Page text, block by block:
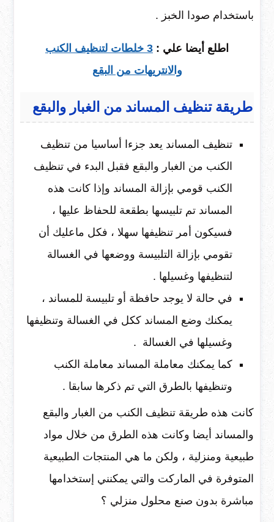
باستخدام صودا الخبز .
اطلع أيضا علي :
3 خلطات لتنظيف الكنب
والانتريهات من البقع
طريقة تنظيف المساند من الغبار والبقع
تنظيف المساند يعد جزءا أساسيا من تنظيف
الكنب من الغبار والبقع فقبل البدء في تنظيف
الكنب قومي بإزالة المساند وإذا كانت هذه
المساند تم تلبيسها بطقعة للحفاظ عليها ،
فسيكون أمر تنظيفها سهلا ، فكل ماعليك أن
تقومي بإزالة التلبيسة ووضعها في الغسالة
لتنظيفها وغسيلها .
في حالة لا يوجد حافظة أو تلبيسة للمساند ،
يمكنك وضع المساند ككل في الغسالة وتنظيفها
وغسيلها في الغسالة .
كما يمكنك معاملة المساند معاملة الكنب
وتنظيفها بالطرق التي تم ذكرها سابقا .
كانت هذه طريقة تنظيف الكنب من الغبار والبقع
والمساند أيضا وكانت هذه الطرق من خلال مواد
طبيعية ومنزلية ، ولكن ما هي المنتجات الطبيعية
المتوفرة في الماركت والتي يمكنني إستخدامها
مباشرة بدون صنع محلول منزلي ؟